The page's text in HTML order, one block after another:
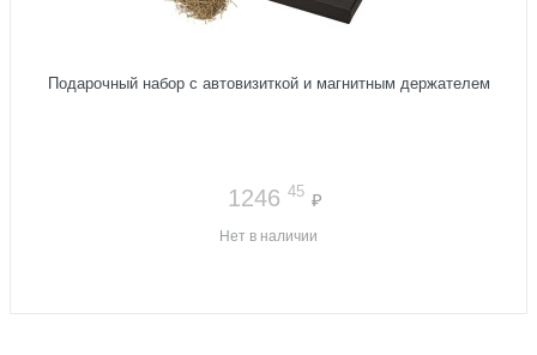
Подарочный набор с автовизиткой и магнитным держателем
1246 45 ₽
Нет в наличии